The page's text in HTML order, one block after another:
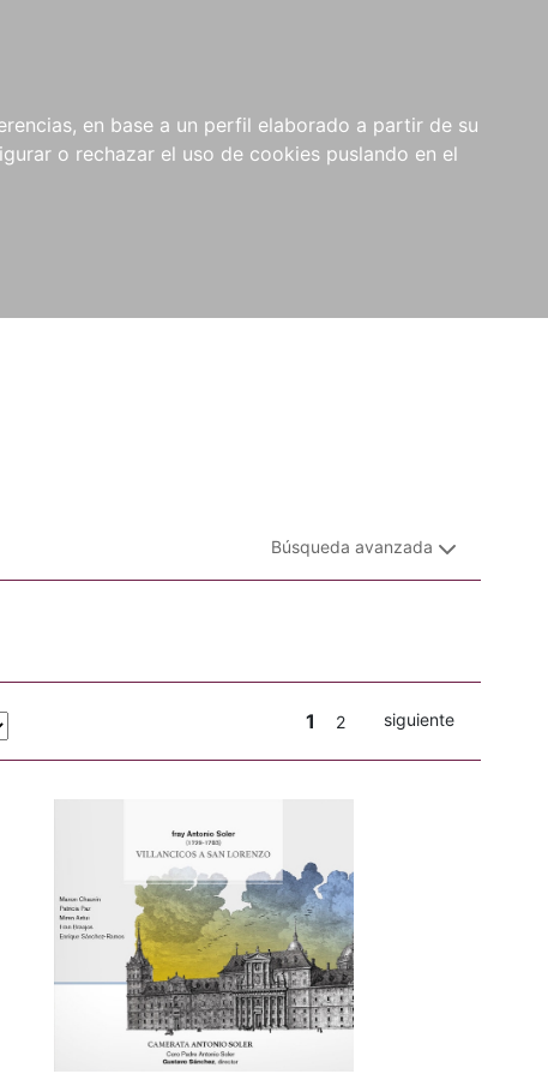
en base a un perfil elaborado a partir de su
o rechazar el uso de cookies puslando en el
NOVEDADES NOTICIAS
COMPRAS
INSTITUCIONALES
Búsqueda avanzada
1 2 siguiente